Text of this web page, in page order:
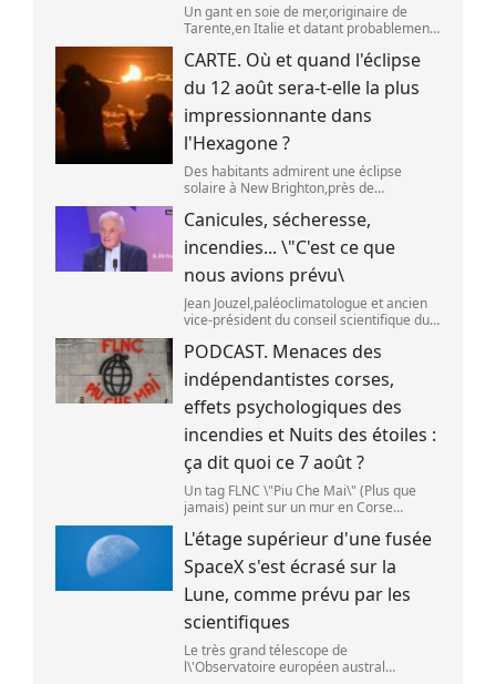
Un gant en soie de mer,originaire de
Tarente,en Italie et datant probablement
JOHN HILL)
CARTE. Où et quand l'éclipse
du 12 août sera-t-elle la plus
impressionnante dans
l'Hexagone ?
Des habitants admirent une éclipse
solaire à New Brighton,près de
septembre 2025. (SANKA VIDANAGAMA )
Canicules, sécheresse,
incendies... \"C'est ce que
nous avions prévu\
Jean Jouzel,paléoclimatologue et ancien
vice-président du conseil scientifique du
(FRANCEINFO / RADIO FRANCE)
PODCAST. Menaces des
indépendantistes corses,
effets psychologiques des
incendies et Nuits des étoiles :
ça dit quoi ce 7 août ?
Un tag FLNC \"Piu Che Mai\" (Plus que
jamais) peint sur un mur en Corse
CASABIANCA )
L'étage supérieur d'une fusée
SpaceX s'est écrasé sur la
Lune, comme prévu par les
scientifiques
Le très grand télescope de
l\'Observatoire européen austral